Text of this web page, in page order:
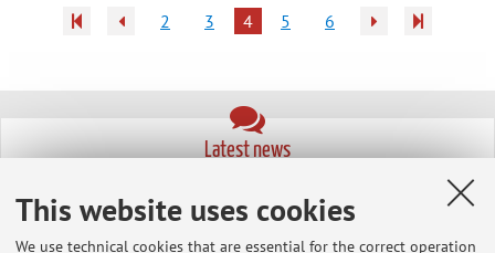
This website uses cookies
We use technical cookies that are essential for the correct operation
2 3 4 5 6
Latest news
Published on: July 20 2026